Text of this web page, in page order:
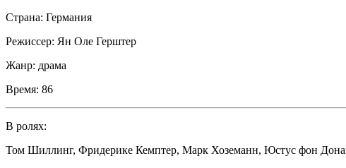
Страна: Германия
Режиссер: Ян Оле Герштер
Жанр: драма
Время: 86
В ролях:
Том Шиллинг, Фридерике Кемптер, Марк Хоземанн, Юстус фон